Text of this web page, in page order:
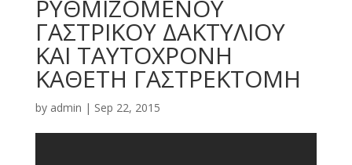
ΡΥΘΜΙΖΟΜΕΝΟΥ
ΓΑΣΤΡΙΚΟΥ ΔΑΚΤΥΛΙΟΥ
ΚΑΙ ΤΑΥΤΟΧΡΟΝΗ
ΚΑΘΕΤΗ ΓΑΣΤΡΕΚΤΟΜΗ
by admin | Sep 22, 2015